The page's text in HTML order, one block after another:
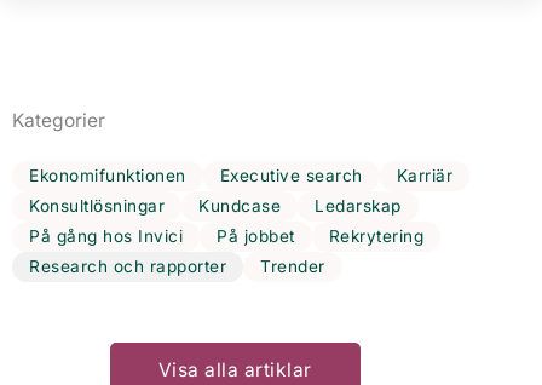
Kategorier
Ekonomifunktionen Executive search
Karriär
Konsultlösningar
Kundcase
Ledarskap
På gång hos Invici
På jobbet
Rekrytering
Research och rapporter
Trender
Visa alla artiklar